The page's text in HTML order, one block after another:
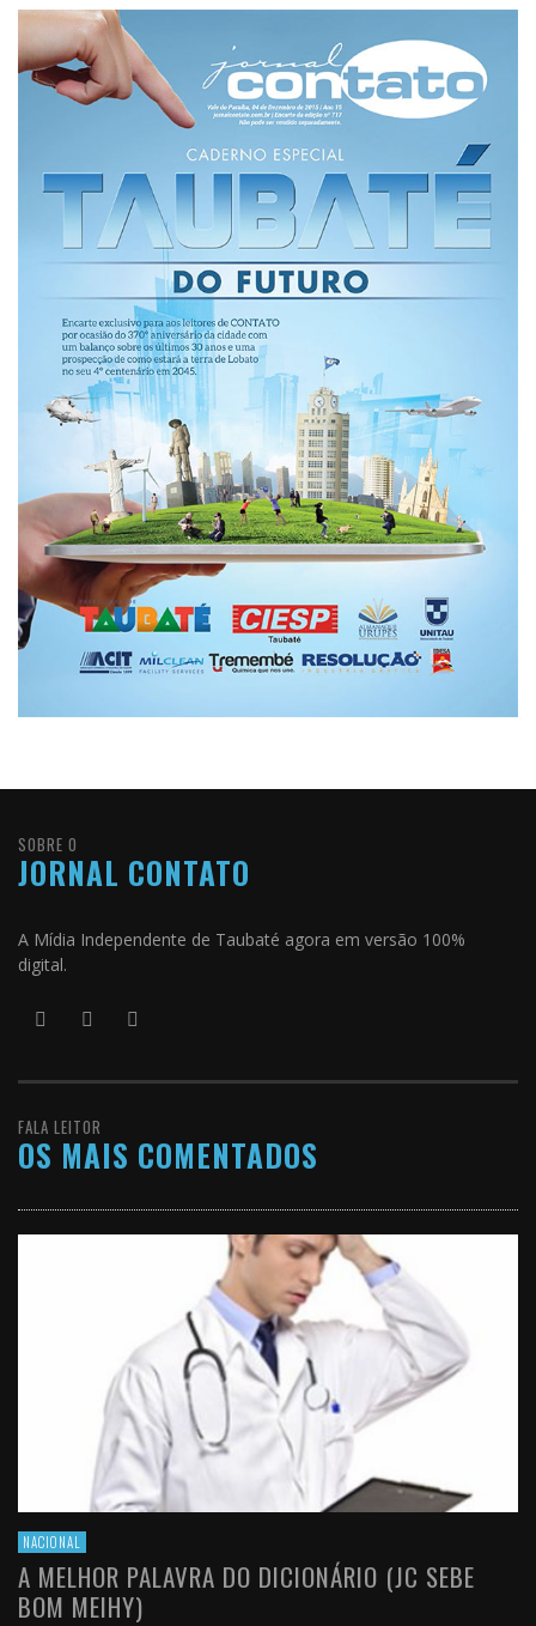
SOBRE O
JORNAL CONTATO
A Mídia Independente de Taubaté agora em versão 100%
digital.
FALA LEITOR
OS MAIS COMENTADOS
NACIONAL
A MELHOR PALAVRA DO DICIONÁRIO (JC SEBE
BOM MEIHY)